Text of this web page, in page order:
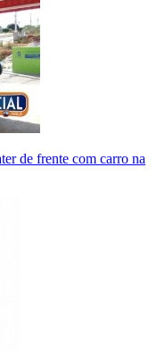
de frente com carro na